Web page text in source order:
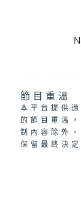
節目重溫
本平台提供
的節目重溫
制內容除外
保留最終決定